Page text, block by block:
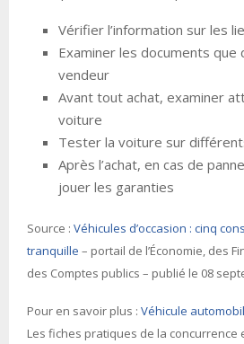
Vérifier l’information sur les
Examiner les documents que
vendeur
Avant tout achat, examiner
voiture
Tester la voiture sur
Après l’achat, en cas de
jouer les garanties
Source : Véhicules d’occasion : cinq
tranquille – portail de l’Économie, des
des Comptes publics – publié le 08
Pour en savoir plus : Véhicule
Les fiches pratiques de la concurrence